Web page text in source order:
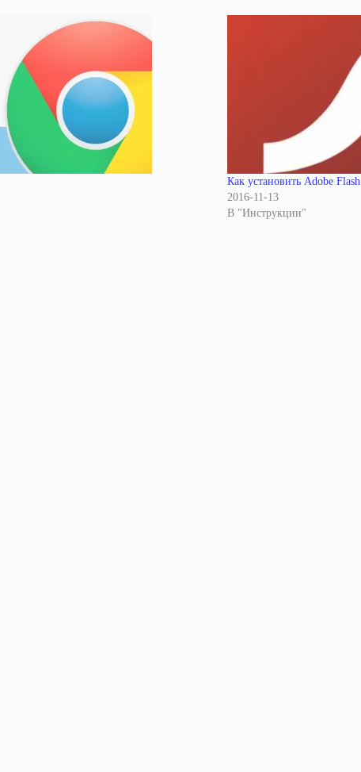
Как установить Adobe
2016-11-13
В "Инструкции"